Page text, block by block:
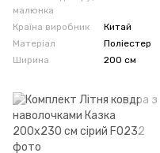
малюнка
Країна виробник
Китай
Матеріал
Поліестер
Ширина
200 см